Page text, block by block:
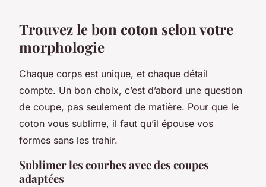
Trouvez le bon coton selon votre
morphologie
Chaque corps est unique, et chaque détail
compte. Un bon choix, c’est d’abord une question
de coupe, pas seulement de matière. Pour que le
coton vous sublime, il faut qu’il épouse vos
formes sans les trahir.
Sublimer les courbes avec des coupes
adaptées